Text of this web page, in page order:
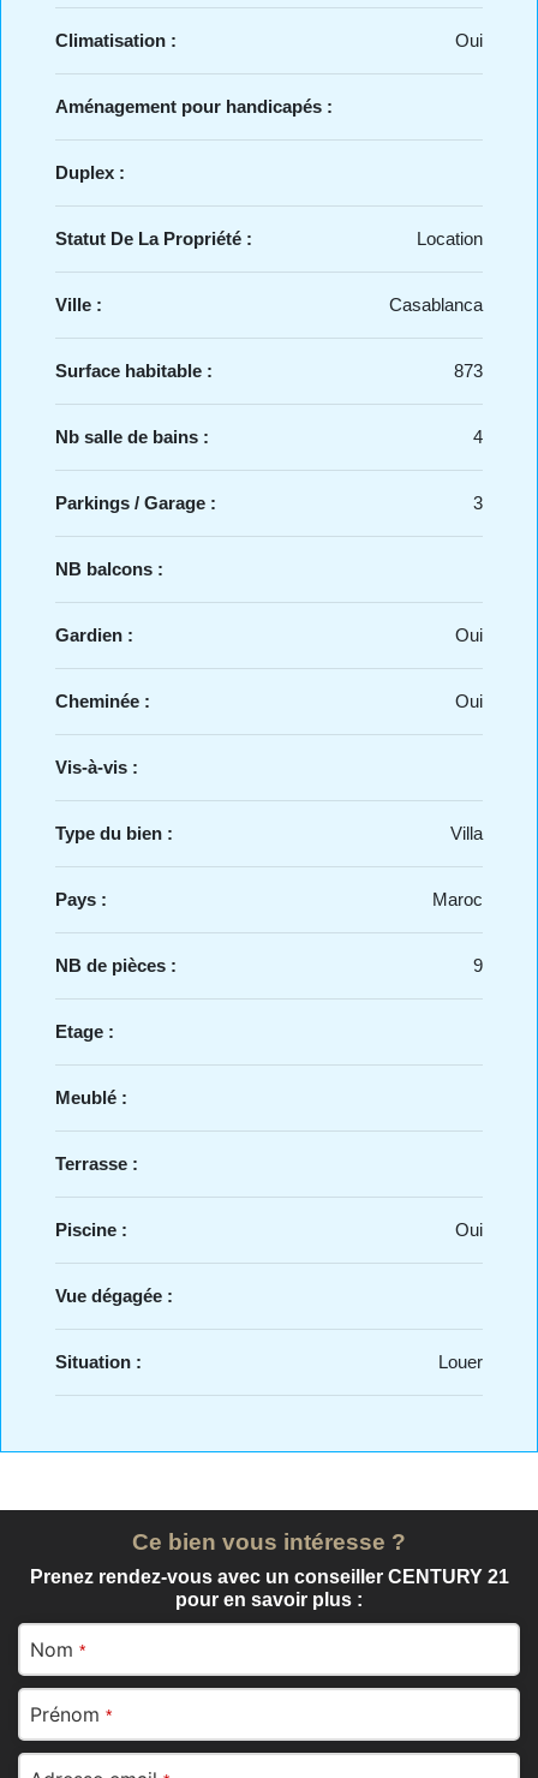
Climatisation : Oui
Aménagement pour handicapés :
Duplex :
Statut De La Propriété : Location
Ville : Casablanca
Surface habitable : 873
Nb salle de bains : 4
Parkings / Garage : 3
NB balcons :
Gardien : Oui
Cheminée : Oui
Vis-à-vis :
Type du bien : Villa
Pays : Maroc
NB de pièces : 9
Etage :
Meublé :
Terrasse :
Piscine : Oui
Vue dégagée :
Situation : Louer
Ce bien vous intéresse ?
Prenez rendez-vous avec un conseiller CENTURY 21
pour en savoir plus :
Nom *
Prénom *